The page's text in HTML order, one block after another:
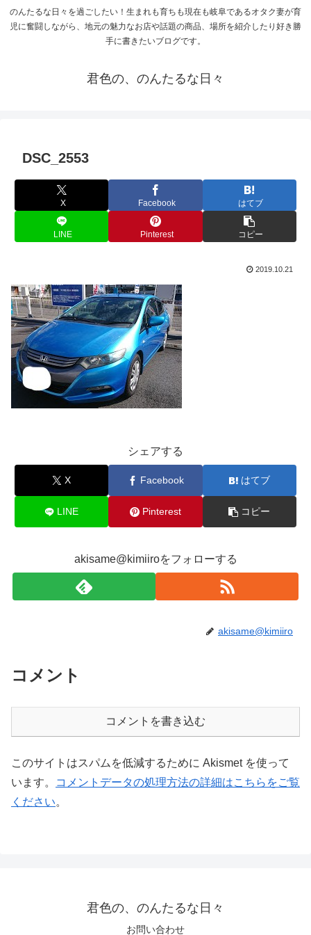
のんたるな日々を過ごしたい！生まれも育ちも現在も岐阜であるオタク妻が育
児に奮闘しながら、地元の魅力なお店や話題の商品、場所を紹介したり好き勝
手に書きたいブログです。
君色の、のんたるな日々
DSC_2553
X Facebook はてブ
LINE Pinterest コピー
2019.10.21
シェアする
X Facebook はてブ
LINE Pinterest コピー
akisame@kimiiroをフォローする
akisame@kimiiro
コメント
コメントを書き込む
このサイトはスパムを低減するために Akismet を使って
います。
コメントデータの処理方法の詳細はこちらをご覧
ください。
君色の、のんたるな日々
お問い合わせ